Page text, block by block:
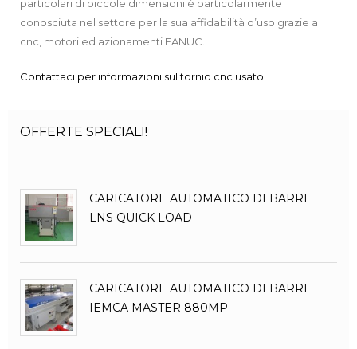
particolari di piccole dimensioni è particolarmente
conosciuta nel settore per la sua affidabilità d’uso grazie a
cnc, motori ed azionamenti FANUC.
Contattaci per informazioni sul tornio cnc usato
OFFERTE SPECIALI!
CARICATORE AUTOMATICO DI BARRE
LNS QUICK LOAD
CARICATORE AUTOMATICO DI BARRE
IEMCA MASTER 880MP